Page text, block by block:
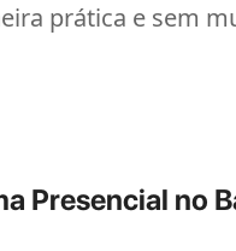
prática e sem
Presencial no